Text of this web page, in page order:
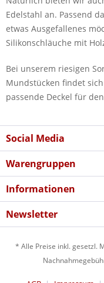
Edelstahl an. Passend
etwas Ausgefallenes
Silikonschläuche mit
Bei unserem riesigen
Mundstücken findet
passende Deckel für
Social Media
Warengruppen
Informationen
Newsletter
* Alle Preise inkl. gesetzl.